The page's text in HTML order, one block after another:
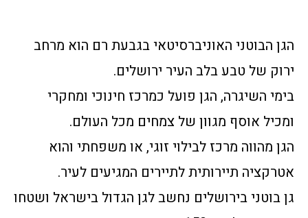
הגן הבוטני האוניברסיטאי בגבעת רם הוא מרחב
ירוק של טבע בלב העיר ירושלים.
בימי השיגרה, הגן פועל כמרכז חינוכי ומחקרי
ומכיל אוסף מגוון של צמחים מכל העולם.
הגן מהווה מרכז לבילוי זוגי, או משפחתי והוא
אטרקציה תיירותית לתיירים המגיעים לעיר.
גן בוטני בירושלים נחשב לגן הגדול בישראל ושטחו